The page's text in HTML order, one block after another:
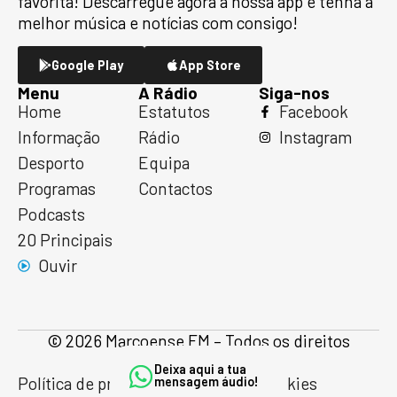
melhor música e notícias com consigo!
Google Play App Store
Menu
Home
Informação
Desporto
Programas
Podcasts
20 Principais
Ouvir
A Rádio
Estatutos
Rádio
Equipa
Contactos
Siga-nos
Facebook
Instagram
© 2026 Marcoense FM – Todos os direitos
reservados
Política de privacidadePolítica de cookies
Deixa aqui a tua
mensagem áudio!